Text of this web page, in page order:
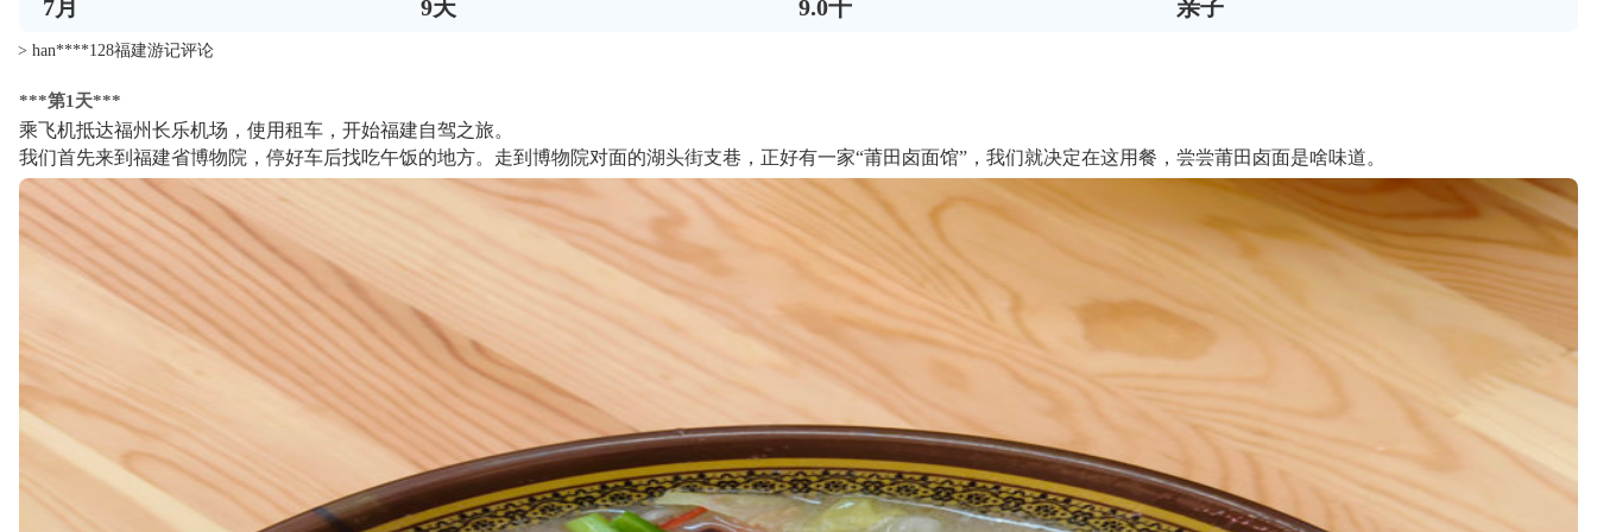
7月 9天 9.0千 亲子
> han****128福建游记评论
***第1天***
乘飞机抵达福州长乐机场，使用租车，开始福建自驾之旅。
我们首先来到福建省博物院，停好车后找吃午饭的地方。走到博物院对面的湖头街支巷，正好有一家“莆田卤面馆”，我们就决定在这用餐，尝尝莆田卤面是啥味道。